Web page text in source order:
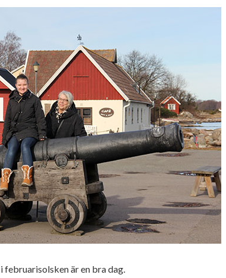
februarisolsken är en bra dag.